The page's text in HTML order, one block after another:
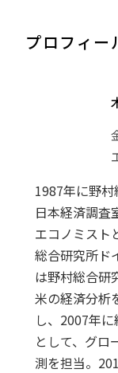
プロフィー
1987年に野村
日本経済調査
エコノミスト
総合研究所ド
は野村総合研
米の経済分析
し、2007年
として、グロ
測を担当。